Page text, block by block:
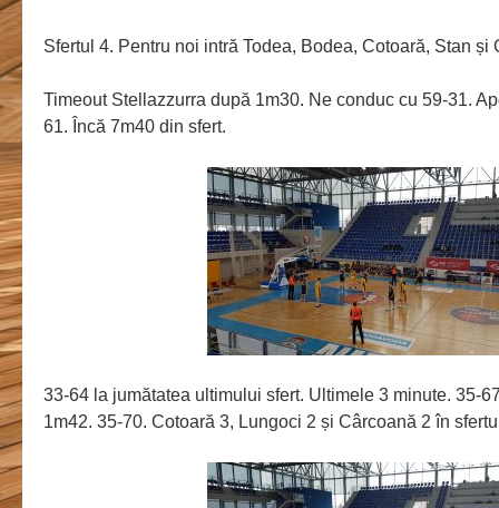
Sfertul 4. Pentru noi intră Todea, Bodea, Cotoară, Stan și
Timeout Stellazzurra după 1m30. Ne conduc cu 59-31.
61. Încă 7m40 din sfert.
33-64 la jumătatea ultimului sfert. Ultimele 3 minute. 35-
1m42. 35-70. Cotoară 3, Lungoci 2 și Cârcoană 2 în